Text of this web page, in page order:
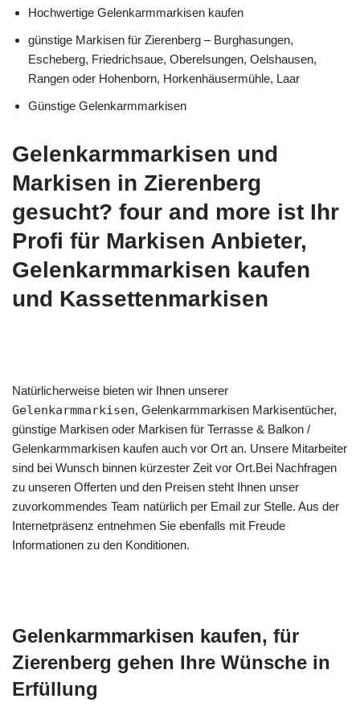
Hochwertige Gelenkarmmarkisen kaufen
günstige Markisen für Zierenberg – Burghasungen,
Escheberg, Friedrichsaue, Oberelsungen, Oelshausen,
Rangen oder Hohenborn, Horkenhäusermühle, Laar
Günstige Gelenkarmmarkisen
Gelenkarmmarkisen und
Markisen in Zierenberg
gesucht? four and more ist Ihr
Profi für Markisen Anbieter,
Gelenkarmmarkisen kaufen
und Kassettenmarkisen
Natürlicherweise bieten wir Ihnen unserer
Gelenkarmmarkisen, Gelenkarmmarkisen Markisentücher,
günstige Markisen oder Markisen für Terrasse & Balkon /
Gelenkarmmarkisen kaufen auch vor Ort an. Unsere Mitarbeiter
sind bei Wunsch binnen kürzester Zeit vor Ort.Bei Nachfragen
zu unseren Offerten und den Preisen steht Ihnen unser
zuvorkommendes Team natürlich per Email zur Stelle. Aus der
Internetpräsenz entnehmen Sie ebenfalls mit Freude
Informationen zu den Konditionen.
Gelenkarmmarkisen kaufen, für
Zierenberg gehen Ihre Wünsche in
Erfüllung